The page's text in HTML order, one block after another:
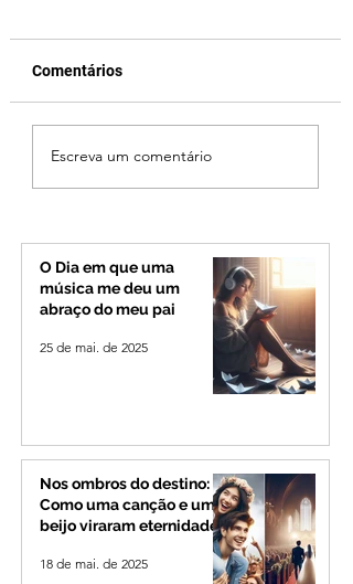
Vereador Edinho é
Uberlândia; polícia
Comentários
Escreva um comentário
O Dia em que uma
música me deu um
abraço do meu pai
25 de mai. de 2025
Nos ombros do destino:
Como uma canção e um
beijo viraram eternidade
18 de mai. de 2025